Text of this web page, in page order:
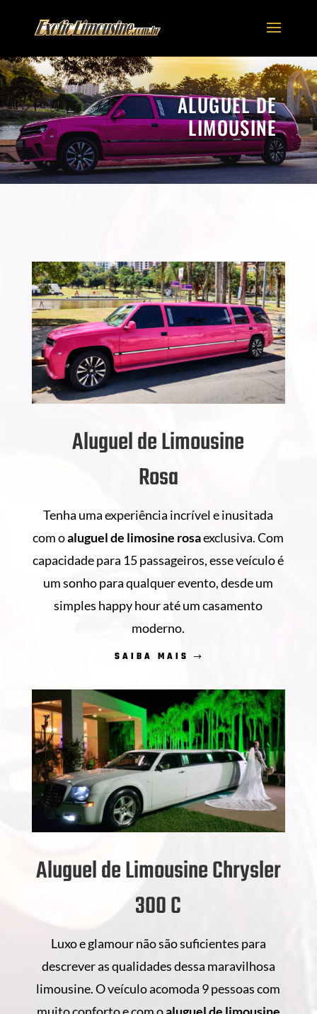
ALUGUEL DE
LIMOUSINE
Aluguel de Limousine
Rosa
Tenha uma experiência incrível e inusitada
com oaluguel de limosine rosaexclusiva. Com
capacidade para 15 passageiros, esse veículo é
um sonho para qualquer evento, desde um
simples happy hour até um casamento
moderno.
SAIBA MAIS
Aluguel de Limousine Chrysler
300 C
Luxo e glamour não são suficientes para
descrever as qualidades dessa maravilhosa
limousine. O veículo acomoda 9 pessoas com